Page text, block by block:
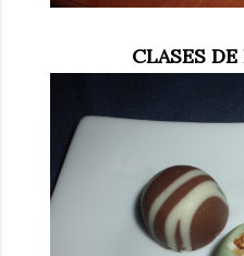
CLASES